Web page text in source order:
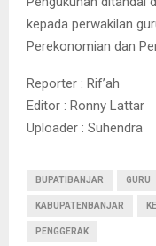
kepada perwakilan
Perekonomian dan
Reporter : Rif’ah
Editor : Ronny Lattar
Uploader : Suhendra
BUPATIBANJAR GURU
KABUPATENBANJAR
PENGGERAK